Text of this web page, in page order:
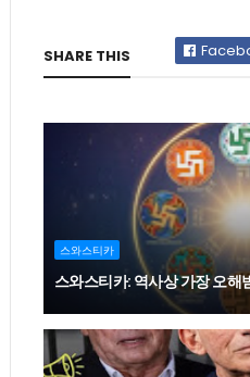
SHARE THIS
스와스티카
스와스티카: 역사상 가장 오해